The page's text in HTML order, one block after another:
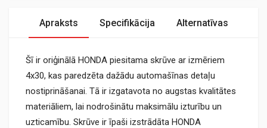
Apraksts Specifikācija Alternatīvas
Šī ir oriģinālā HONDA piesitama skrūve ar izmēriem
4x30, kas paredzēta dažādu automašīnas detaļu
nostiprināšanai. Tā ir izgatavota no augstas kvalitātes
materiāliem, lai nodrošinātu maksimālu izturību un
uzticamību. Skrūve ir īpaši izstrādāta HONDA